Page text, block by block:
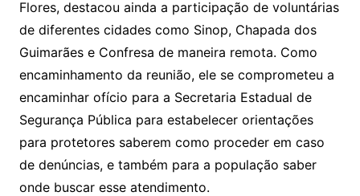
Flores, destacou ainda a participação de voluntárias
de diferentes cidades como Sinop, Chapada dos
Guimarães e Confresa de maneira remota. Como
encaminhamento da reunião, ele se comprometeu a
encaminhar ofício para a Secretaria Estadual de
Segurança Pública para estabelecer orientações
para protetores saberem como proceder em caso
de denúncias, e também para a população saber
onde buscar esse atendimento.